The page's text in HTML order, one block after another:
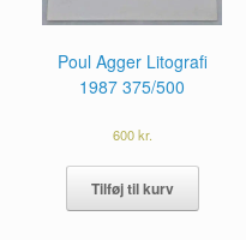
Poul Agger Litografi
1987 375/500
600kr.
Tilføj til kurv